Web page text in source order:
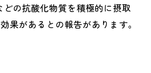
どの抗酸化物質を積極的に摂取
果があるとの報告があります。